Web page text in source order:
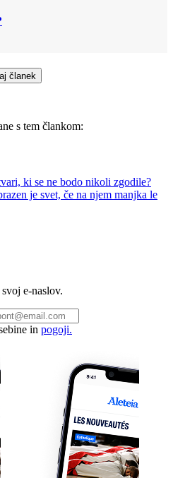
članek
s tem člankom:
ki se ne bodo nikoli zgodile?
je svet, če na njem manjka le
e-naslov.
in pogoji.